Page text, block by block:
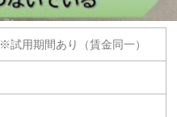
※試用期間あり（賃金同一）